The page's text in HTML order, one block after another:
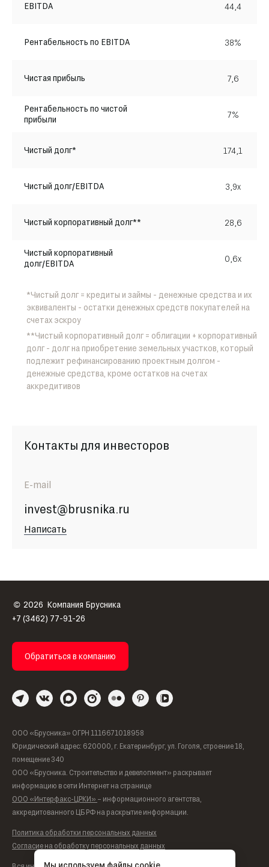
EBITDA
Рентабельность по EBITDA
Чистая прибыль
Рентабельность по чистой
прибыли
Чистый долг*
Чистый долг/EBITDA
Чистый корпоративный долг**
Чистый корпоративный
долг/EBITDA
44,4
38%
7,6
7%
174,1
3,9x
28,6
0,6x
*Чистый долг = кредиты и займы - денежные средства и их
эквиваленты - остатки денежных средств покупателей на
счетах эскроу
**Чистый корпоративный долг = облигации + корпоративный
долг - долг на приобретение земельных участков, который
подлежит рефинансированию проектным долгом -
денежные средства, кроме остатков на счетах
аккредитивов
Контакты для инвесторов
E-mail
invest@brusnika.ru
Написать
Мы используем файлы cookie
© 2026 Компания Брусника
+7 (3462) 77-91-26
Обратиться в компанию
ООО «Брусника» ОГРН 1116671018958
Юридический адрес: 620000, г. Екатеринбург, ул. Гоголя, строение 18,
помещение 340
ООО «Брусника. Строительство и девелопмент» раскрывает
информацию в сети Интернет на странице
ООО «Интерфакс-ЦРКИ» – информационного агентства,
аккредитованного ЦБ РФ на раскрытие информации.
Политика обработки персональных данных
Согласие на обработку персональных данных